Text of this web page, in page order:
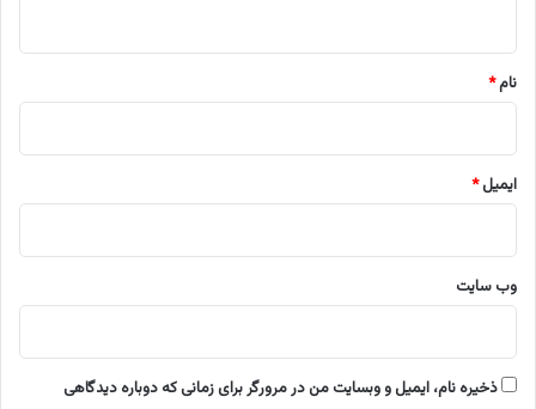
نام*
ایمیل*
وب‌ سایت
ذخیره نام، ایمیل و وبسایت من در مرورگر برای زمانی که دوباره دیدگاهی